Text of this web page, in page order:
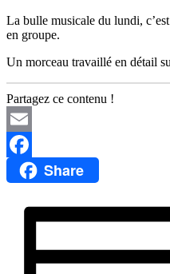
La bulle musicale du lundi,
en groupe.
Un morceau travaillé en détail
Partagez ce contenu !
Email
FacebookShare